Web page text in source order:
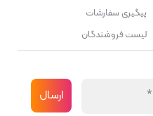
پیگیری سفارشات
لیست فروشندگان